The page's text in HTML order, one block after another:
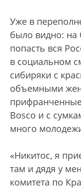
Уже в
было видно: на
попасть вся
в социальном
сибиряки с
объемными
Bosco и с
много
«Никитос, я
там и дядя у
комитета по